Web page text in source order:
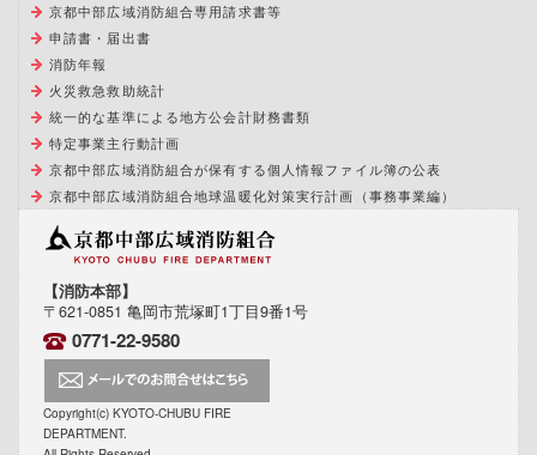
京都中部広域消防組合専用請求書等
申請書・届出書
消防年報
火災救急救助統計
統一的な基準による地方公会計財務書類
特定事業主行動計画
京都中部広域消防組合が保有する個人情報ファイル簿の公表
京都中部広域消防組合地球温暖化対策実行計画（事務事業編）
【消防本部】
〒621-0851 亀岡市荒塚町1丁目9番1号
0771-22-9580
Copyright(c) KYOTO-CHUBU FIRE
DEPARTMENT.